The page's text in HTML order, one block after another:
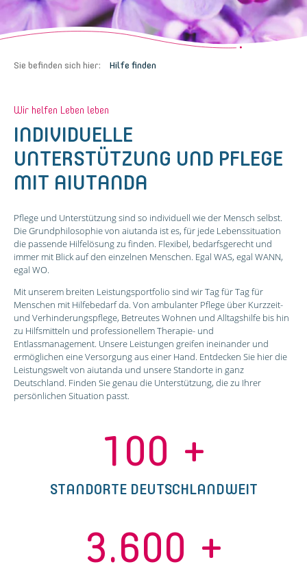
Sie befinden sich hier: Hilfe finden
Wir helfen Leben leben
INDIVIDUELLE
UNTERSTÜTZUNG UND PFLEGE
MIT AIUTANDA
Pflege und Unterstützung sind so individuell wie der Mensch selbst.
Die Grundphilosophie von aiutanda ist es, für jede Lebenssituation
die passende Hilfelösung zu finden. Flexibel, bedarfsgerecht und
immer mit Blick auf den einzelnen Menschen. Egal WAS, egal WANN,
egal WO.
Mit unserem breiten Leistungsportfolio sind wir Tag für Tag für
Menschen mit Hilfebedarf da. Von ambulanter Pflege über Kurzzeit-
und Verhinderungspflege, Betreutes Wohnen und Alltagshilfe bis hin
zu Hilfsmitteln und professionellem Therapie- und
Entlassmanagement. Unsere Leistungen greifen ineinander und
ermöglichen eine Versorgung aus einer Hand. Entdecken Sie hier die
Leistungswelt von aiutanda und unsere Standorte in ganz
Deutschland. Finden Sie genau die Unterstützung, die zu Ihrer
persönlichen Situation passt.
100 +
STANDORTE DEUTSCHLANDWEIT
3.600 +